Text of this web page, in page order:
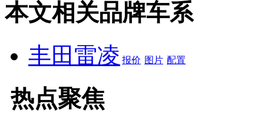
本文相关品牌车系
丰田雷凌 报价 图片 配置
热点聚焦